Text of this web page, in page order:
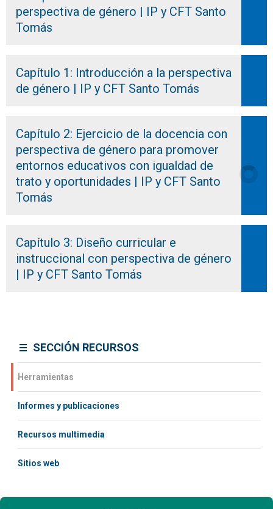
perspectiva de género | IP y CFT Santo
Tomás
Capítulo 1: Introducción a la perspectiva
de género | IP y CFT Santo Tomás
Capítulo 2: Ejercicio de la docencia con
perspectiva de género para promover
entornos educativos con igualdad de
trato y oportunidades | IP y CFT Santo
Tomás
Capítulo 3: Diseño curricular e
instruccional con perspectiva de género
| IP y CFT Santo Tomás
SECCIÓN RECURSOS
Herramientas
Informes y publicaciones
Recursos multimedia
Sitios web